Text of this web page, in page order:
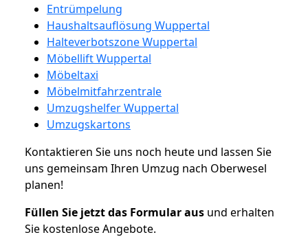
Entrümpelung
Haushaltsauflösung Wuppertal
Halteverbotszone Wuppertal
Möbellift Wuppertal
Möbeltaxi
Möbelmitfahrzentrale
Umzugshelfer Wuppertal
Umzugskartons
Kontaktieren Sie uns noch heute und lassen Sie
uns gemeinsam Ihren Umzug nach Oberwesel
planen!
Füllen Sie jetzt das Formular aus und erhalten
Sie kostenlose Angebote.